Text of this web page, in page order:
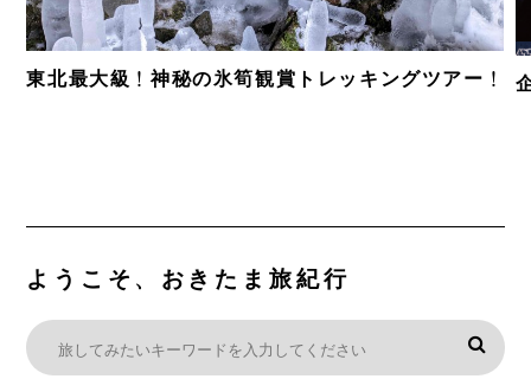
東北最大級！神秘の氷筍観賞トレッキングツアー！
ようこそ、おきたま旅紀行